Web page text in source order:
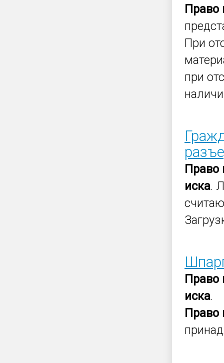
Право
При
при
Право
иска.
Право
иска.
Право